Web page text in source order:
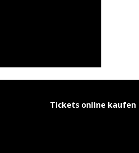
Tickets online kaufen